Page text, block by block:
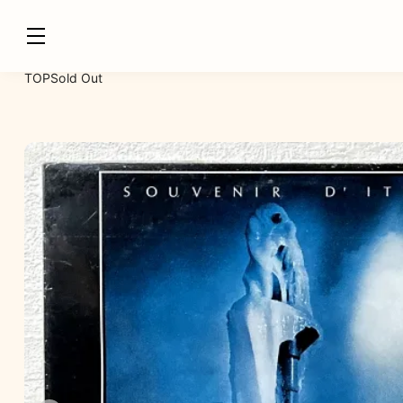
TOPSold Out